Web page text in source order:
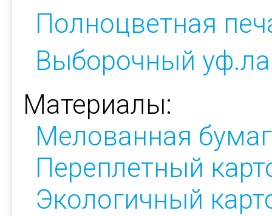
Полноцветная
Выборочный
Материалы:
Мелованная
Переплетный
Экологичный